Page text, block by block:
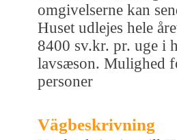
omgivelserne kan
Huset udlejes hele
8400 sv.kr. pr. uge i
lavsæson. Mulighed
personer
Vägbeskrivning